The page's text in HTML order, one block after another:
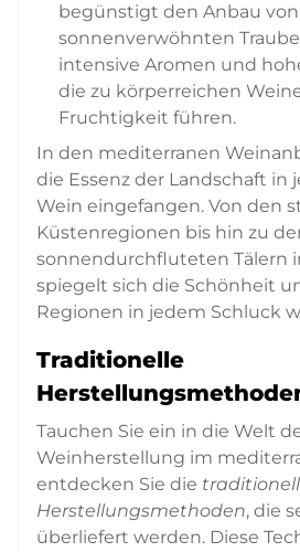
begünstigt den Anbau
sonnenverwöhnten
intensive Aromen und
die zu körperreichen
Fruchtigkeit führen.
In den mediterranen
die Essenz der Landschaft in
Wein eingefangen. Von den
Küstenregionen bis hin zu
sonnendurchfluteten Tälern
spiegelt sich die Schönheit
Regionen in jedem Schluck
Traditionelle
Tauchen Sie ein in die Welt
Weinherstellung im
entdecken Sie die
Herstellungsmethoden, die
überliefert werden. Diese